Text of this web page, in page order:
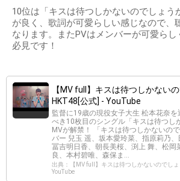
10位は「キスは待つしかないのでしょう
が良く、歌詞が可愛らしい感じなので、
なります。またPVはメンバーが可愛ら
必見です！
【MV full】キスは待つしかない
HKT48[公式] - YouTube
監督に19歳の現役女子大生 松本花奈
べき10枚目のシングル「キスは待つし
MVが解禁！ 「キスは待つしかないの
バー 兒玉 遥、坂本愛玲菜、指原莉乃、
冨吉明日香、朝長美桜、渕上 舞、松岡
良、本村碧唯、森保ま...
出典：【MV full】キスは待つしかないのでし
YouTube